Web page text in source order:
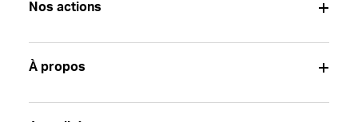
Nos actions
À propos